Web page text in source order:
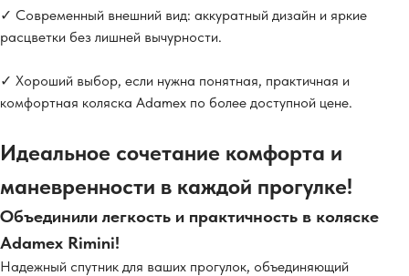
✓ Современный внешний вид: аккуратный дизайн и яркие
расцветки без лишней вычурности.
✓ Хороший выбор, если нужна понятная, практичная и
комфортная коляска Adamex по более доступной цене.
Идеальное сочетание комфорта и
маневренности в каждой прогулке!
Объединили легкость и практичность в коляске
Adamex Rimini!
Надежный спутник для ваших прогулок, объединяющий